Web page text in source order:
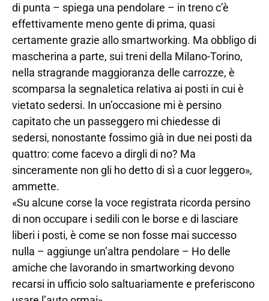
di punta – spiega una pendolare – in treno c’è
effettivamente meno gente di prima, quasi
certamente grazie allo smartworking. Ma obbligo di
mascherina a parte, sui treni della Milano-Torino,
nella stragrande maggioranza delle carrozze, è
scomparsa la segnaletica relativa ai posti in cui è
vietato sedersi. In un’occasione mi è persino
capitato che un passeggero mi chiedesse di
sedersi, nonostante fossimo già in due nei posti da
quattro: come facevo a dirgli di no? Ma
sinceramente non gli ho detto di sì a cuor leggero»,
ammette.
«Su alcune corse la voce registrata ricorda persino
di non occupare i sedili con le borse e di lasciare
liberi i posti, è come se non fosse mai successo
nulla – aggiunge un’altra pendolare – Ho delle
amiche che lavorando in smartworking devono
recarsi in ufficio solo saltuariamente e preferiscono